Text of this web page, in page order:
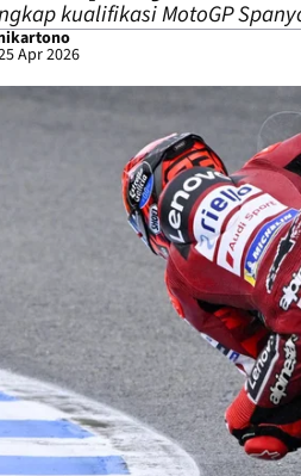
kualifikasi MotoGP
Apr 2026